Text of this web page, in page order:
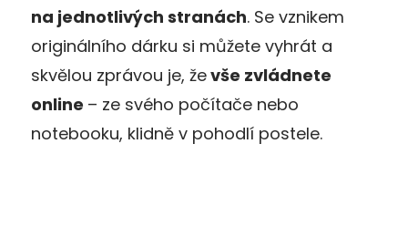
na jednotlivých stranách. Se vznikem
originálního dárku si můžete vyhrát a
skvělou zprávou je, ževše zvládnete
online – ze svého počítače nebo
notebooku, klidně v pohodlí postele.